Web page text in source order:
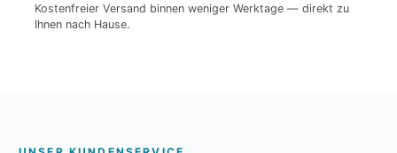
Kostenfreier Versand binnen weniger Werktage — direkt zu
Ihnen nach Hause.